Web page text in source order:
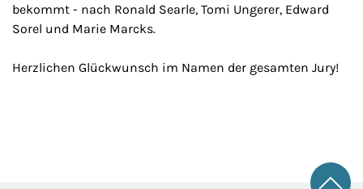
bekommt - nach Ronald Searle, Tomi Ungerer, Edward
Sorel und Marie Marcks.
Herzlichen Glückwunsch im Namen der gesamten Jury!